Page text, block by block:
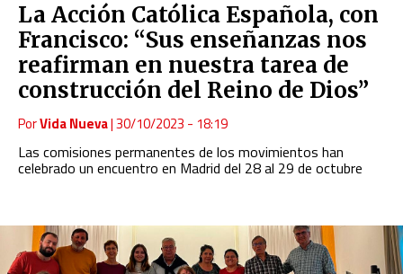
y
pulsa
en
La Acción Católica Española, con
Francisco: “Sus enseñanzas nos
reafirman en nuestra tarea de
construcción del Reino de Dios”
PorVida Nueva|30/10/2023 - 18:19
Las comisiones permanentes de los movimientos han
celebrado un encuentro en Madrid del 28 al 29 de octubre